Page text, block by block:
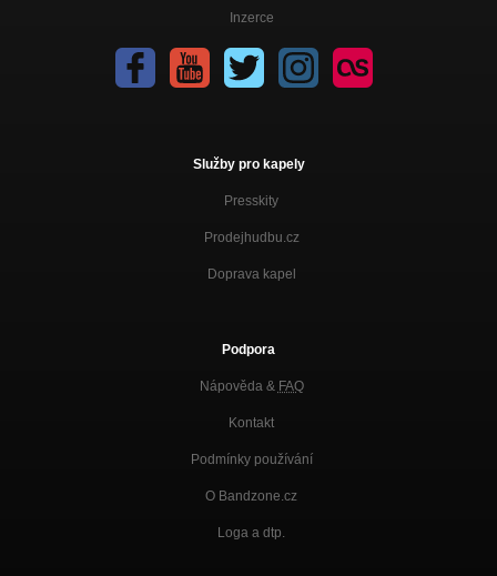
Inzerce
Služby pro kapely
Presskity
Prodejhudbu.cz
Doprava kapel
Podpora
Nápověda & FAQ
Kontakt
Podmínky používání
O Bandzone.cz
Loga a dtp.